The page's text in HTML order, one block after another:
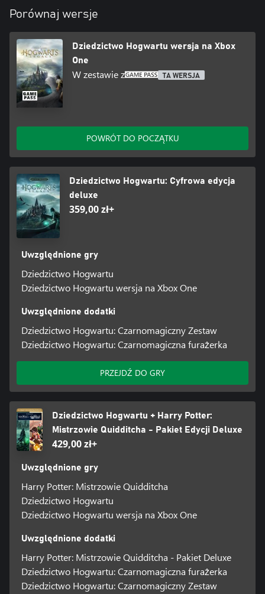
Porównaj wersje
Dziedzictwo Hogwartu wersja na Xbox
One
W zestawie z TA WERSJA
POWRÓT DO POCZĄTKU
Dziedzictwo Hogwartu: Cyfrowa edycja
deluxe
359,00 zł+
Uwzględnione gry
Dziedzictwo Hogwartu
Dziedzictwo Hogwartu wersja na Xbox One
Uwzględnione dodatki
Dziedzictwo Hogwartu: Czarnomagiczny Zestaw
Dziedzictwo Hogwartu: Czarnomagiczna furażerka
PRZEJDŹ DO GRY
Dziedzictwo Hogwartu + Harry Potter:
Mistrzowie Quidditcha - Pakiet Edycji Deluxe
429,00 zł+
Uwzględnione gry
Harry Potter: Mistrzowie Quidditcha
Dziedzictwo Hogwartu
Dziedzictwo Hogwartu wersja na Xbox One
Uwzględnione dodatki
Harry Potter: Mistrzowie Quidditcha - Pakiet Deluxe
Dziedzictwo Hogwartu: Czarnomagiczna furażerka
Dziedzictwo Hogwartu: Czarnomagiczny Zestaw